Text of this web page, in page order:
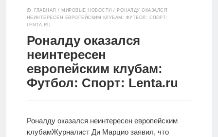
Тренеры
Контакты
О
ГЛАВНАЯ / МИРОВЫЕ НОВОСТИ / РОНАЛДУ ОКАЗАЛСЯ
НЕИНТЕРЕСЕН ЕВРОПЕЙСКИМ КЛУБАМ: ФУТБОЛ: СПОРТ:
LENTA.RU
Роналду оказался
неинтересен
европейским клубам:
Футбол: Спорт: Lenta.ru
Роналду оказался неинтересен европейским
клубамЖурналист Ди Марцио заявил, что